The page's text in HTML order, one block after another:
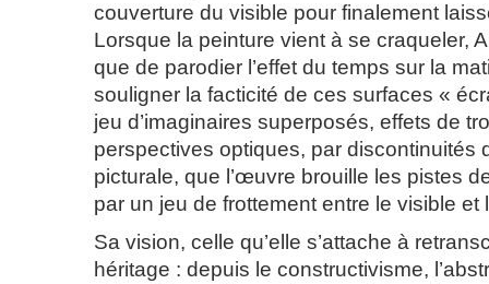
couverture du visible pour finalement
Lorsque la peinture vient à se craqueler,
que de parodier l’effet du temps sur la
souligner la facticité de ces surfaces «
jeu d’imaginaires superposés, effets de
perspectives optiques, par discontinuités
picturale, que l’œuvre brouille les pistes
par un jeu de frottement entre le visible et
Sa vision, celle qu’elle s’attache à
héritage : depuis le constructivisme,